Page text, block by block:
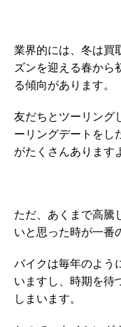
業界的には、冬は買
ズンを迎える春から
る傾向があります。
友だちとツーリング
ーリングデートをし
がたくさんあります
ただ、あくまで高騰
いと思った時が一番
バイクは毎年のよう
いますし、時期を待
しまいます。